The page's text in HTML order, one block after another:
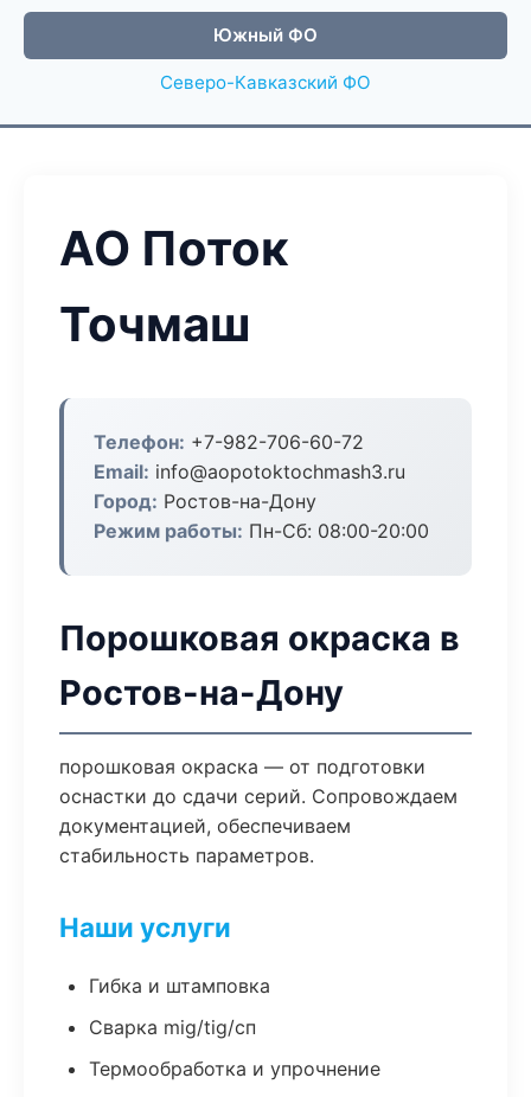
Южный ФО
Северо-Кавказский ФО
АО Поток
Точмаш
Телефон: +7-982-706-60-72
Email: info@aopotoktochmash3.ru
Город: Ростов-на-Дону
Режим работы: Пн-Сб: 08:00-20:00
Порошковая окраска в
Ростов-на-Дону
порошковая окраска — от подготовки
оснастки до сдачи серий. Сопровождаем
документацией, обеспечиваем
стабильность параметров.
Наши услуги
Гибка и штамповка
Сварка mig/tig/сп
Термообработка и упрочнение